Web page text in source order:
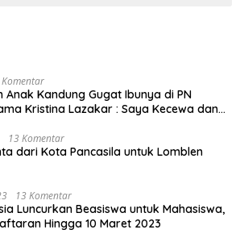
Komentar
Anak Kandung Gugat Ibunya di PN
Kristina Lazakar : Saya Kecewa dan
13 Komentar
dari Kota Pancasila untuk Lomblen
13 Komentar
Luncurkan Beasiswa untuk Mahasiswa,
Hingga 10 Maret 2023